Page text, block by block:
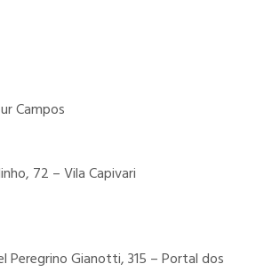
Campos
72 – Vila Capivari
Peregrino Gianotti, 315 – Portal dos